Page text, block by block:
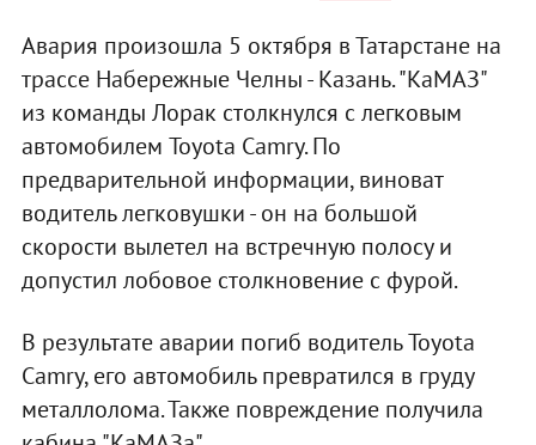
Авария произошла 5 октября в Татарстане на
трассе Набережные Челны - Казань. "КаМАЗ"
из команды Лорак столкнулся с легковым
автомобилем Toyota Camry. По
предварительной информации, виноват
водитель легковушки - он на большой
скорости вылетел на встречную полосу и
допустил лобовое столкновение с фурой.
В результате аварии погиб водитель Toyota
Camry, его автомобиль превратился в груду
металлолома. Также повреждение получила